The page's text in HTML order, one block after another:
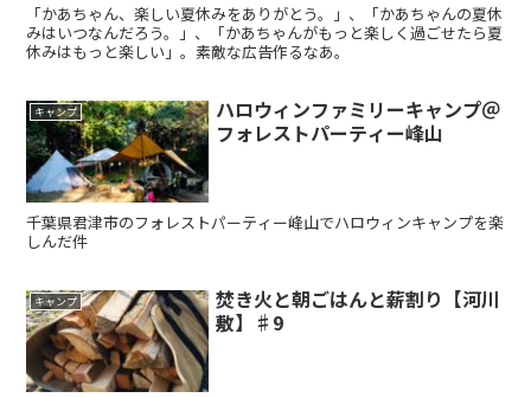
「かあちゃん、楽しい夏休みをありがとう。」、「かあちゃんの夏休
みはいつなんだろう。」、「かあちゃんがもっと楽しく過ごせたら夏
休みはもっと楽しい」。素敵な広告作るなあ。
キャンプ
ハロウィンファミリーキャンプ＠
フォレストパーティー峰山
千葉県君津市のフォレストパーティー峰山でハロウィンキャンプを楽
しんだ件
キャンプ
焚き火と朝ごはんと薪割り【河川
敷】♯9